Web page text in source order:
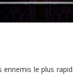
ennemis le plus